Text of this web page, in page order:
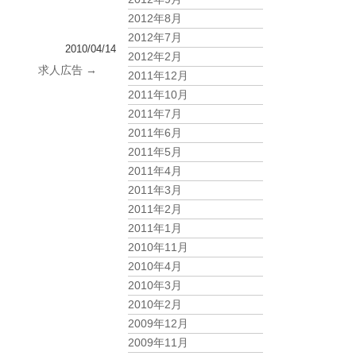
2010/04/14
求人広告 →
2012年8月
2012年7月
2012年2月
2011年12月
2011年10月
2011年7月
2011年6月
2011年5月
2011年4月
2011年3月
2011年2月
2011年1月
2010年11月
2010年4月
2010年3月
2010年2月
2009年12月
2009年11月